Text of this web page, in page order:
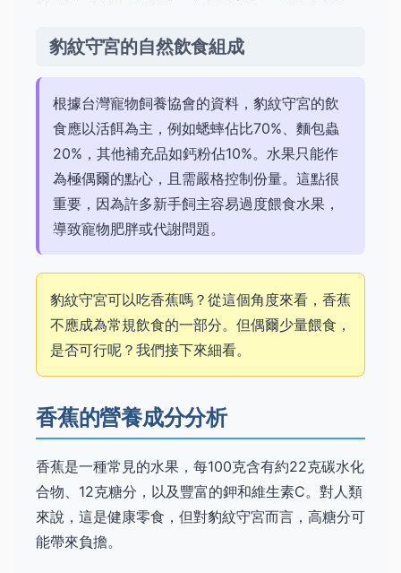
豹紋守宮的自然飲食組成
根據台灣寵物飼養協會的資料，豹紋守宮的飲
食應以活餌為主，例如蟋蟀佔比70%、麵包蟲
20%，其他補充品如鈣粉佔10%。水果只能作
為極偶爾的點心，且需嚴格控制份量。這點很
重要，因為許多新手飼主容易過度餵食水果，
導致寵物肥胖或代謝問題。
豹紋守宮可以吃香蕉嗎？從這個角度來看，香蕉
不應成為常規飲食的一部分。但偶爾少量餵食，
是否可行呢？我們接下來細看。
香蕉的營養成分分析
香蕉是一種常見的水果，每100克含有約22克碳水化
合物、12克糖分，以及豐富的鉀和維生素C。對人類
來說，這是健康零食，但對豹紋守宮而言，高糖分可
能帶來負擔。